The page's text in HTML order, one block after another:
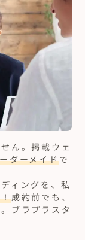
ん。掲載ウェ
ダーメイドで
ィングを、私
成約前でも、
ブラプラスタ